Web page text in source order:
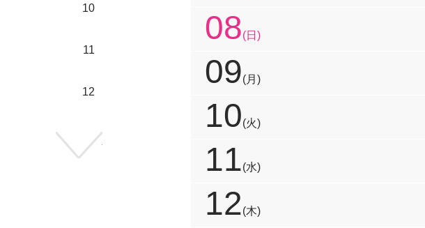
10
11
12
08(日)
09(月)
10(火)
11(水)
12(木)